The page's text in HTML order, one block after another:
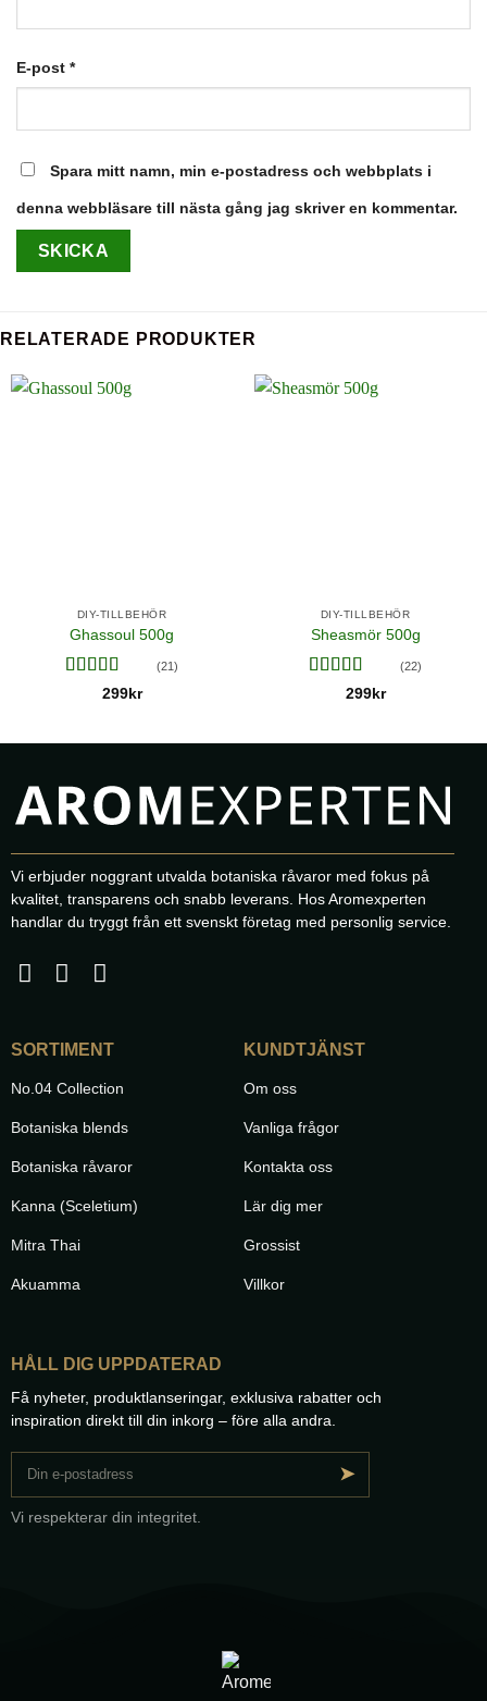
E-post *
Spara mitt namn, min e-postadress och webbplats i
denna webbläsare till nästa gång jag skriver en kommentar.
RELATERADE PRODUKTER
DIY-TILLBEHÖR
Ghassoul 500g
Betygsatt
(21)
299kr
DIY-TILLBEHÖR
Sheasmör 500g
Betygsatt
(22)
299kr
Vi erbjuder noggrant utvalda botaniska råvaror med fokus på
kvalitet, transparens och snabb leverans. Hos Aromexperten
handlar du tryggt från ett svenskt företag med personlig service.
SORTIMENT
No.04 Collection
Botaniska blends
Botaniska råvaror
Kanna (Sceletium)
Mitra Thai
Akuamma
KUNDTJÄNST
Om oss
Vanliga frågor
Kontakta oss
Lär dig mer
Grossist
Villkor
HÅLL DIG UPPDATERAD
Få nyheter, produktlanseringar, exklusiva rabatter och
inspiration direkt till din inkorg – före alla andra.
➤
Vi respekterar din integritet.